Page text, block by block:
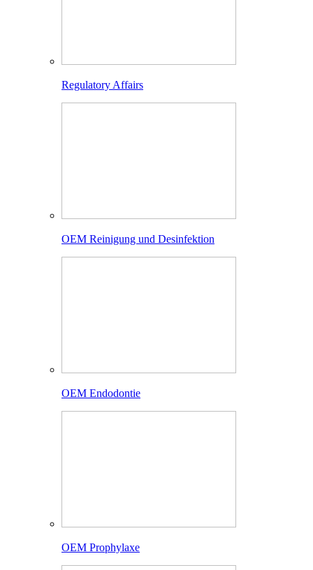
Regulatory Affairs
OEM Reinigung und Desinfektion
OEM Endodontie
OEM Prophylaxe